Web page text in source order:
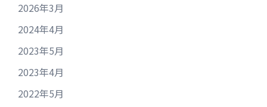
2026年3月
2024年4月
2023年5月
2023年4月
2022年5月